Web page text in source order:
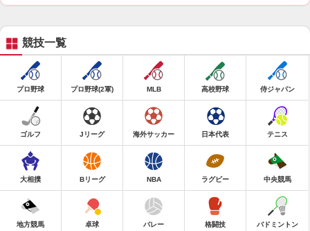
競技一覧
プロ野球 プロ野球(2軍) MLB 高校野球 侍ジャパン
ゴルフ Jリーグ 海外サッカー 日本代表 テニス
大相撲 Bリーグ NBA ラグビー 中央競馬
地方競馬 卓球 バレー 格闘技 バドミントン